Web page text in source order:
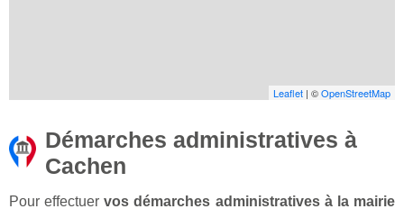
Leaflet | ©OpenStreetMap
Démarches administratives à
Cachen
Pour effectuervos démarches administratives à la mairie